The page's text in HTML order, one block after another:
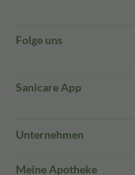
Folge uns
Sanicare App
Unternehmen
Meine Apotheke